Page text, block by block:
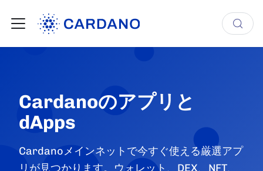
Cardanoのアプリと
dApps
Cardanoメインネットで今すぐ使える厳選アプ
リが見つかります。ウォレット、DEX、NFT、